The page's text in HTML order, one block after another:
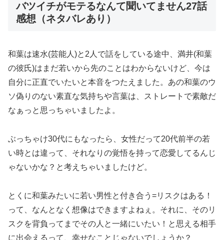
バツイチがモテるなんて聞いてません27話
感想（ネタバレあり）
和葉は速水(芸能人)と2人で話をしている途中、満井(和葉
の彼氏)はまだ若いから先のことはわからないけど、今は
自分に正直でいたいと本音をつたえました。あの和葉のウ
ソ偽りのない素直な気持ちや言葉は、ストレートで素敵だ
なぁっと思っちゃいましたよ。
ぶっちゃけ30代にもなったら、女性だって20代前半の若
い時とは違って、それなりの覚悟を持って恋愛してるんじ
ゃないかな？と考えちゃいましたけど。
とくに和葉みたいに若い男性と付き合う=リスクはある！
って、なんとなく想像はできますよねぇ。それに、そのリ
スクを背負ってまでその人と一緒にいたい！と思える相手
に出会えるって、幸せなことじゃないでしょうか？